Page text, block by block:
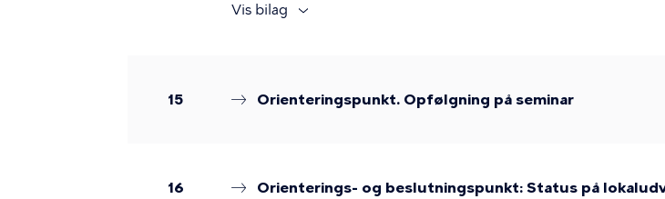
Vis bilag
15 Orienteringspunkt. Opfølgning på seminar
16 Orienterings- og beslutningspunkt: Status på